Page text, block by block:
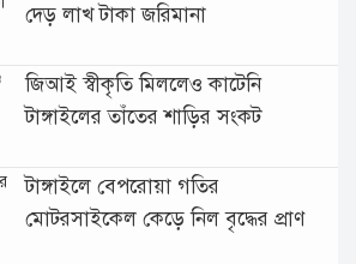
দেড় লাখ টাকা জরিমানা
জিআই স্বীকৃতি মিললেও কাটেনি
টাঙ্গাইলের তাঁতের শাড়ির সংকট
টাঙ্গাইলে বেপরোয়া গতির
মোটরসাইকেল কেড়ে নিল বৃদ্ধের প্রাণ